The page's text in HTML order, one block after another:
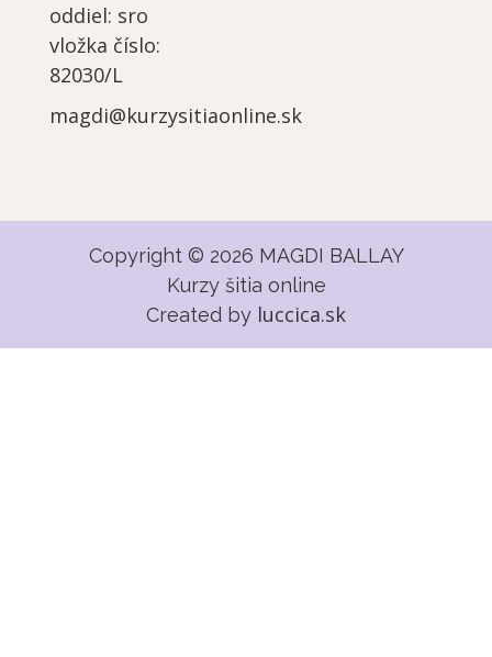
oddiel: sro
vložka číslo:
82030/L
magdi@kurzysitiaonline.sk
Copyright © 2026 MAGDI BALLAY
Kurzy šitia online
Created by luccica.sk